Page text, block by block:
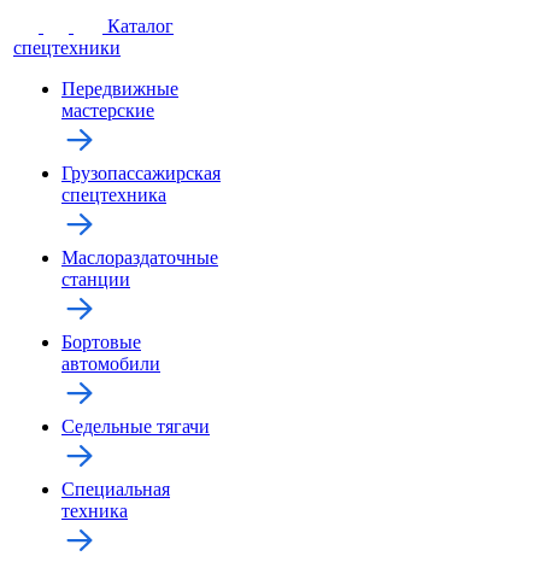
Каталог
спецтехники
Передвижные
мастерские
Грузопассажирская
спецтехника
Маслораздаточные
станции
Бортовые
автомобили
Седельные тягачи
Специальная
техника